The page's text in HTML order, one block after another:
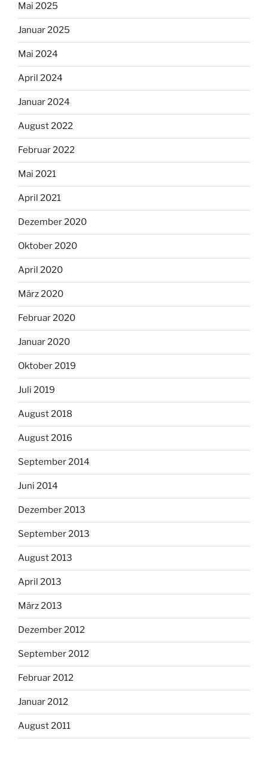
Mai 2025
Januar 2025
Mai 2024
April 2024
Januar 2024
August 2022
Februar 2022
Mai 2021
April 2021
Dezember 2020
Oktober 2020
April 2020
März 2020
Februar 2020
Januar 2020
Oktober 2019
Juli 2019
August 2018
August 2016
September 2014
Juni 2014
Dezember 2013
September 2013
August 2013
April 2013
März 2013
Dezember 2012
September 2012
Februar 2012
Januar 2012
August 2011